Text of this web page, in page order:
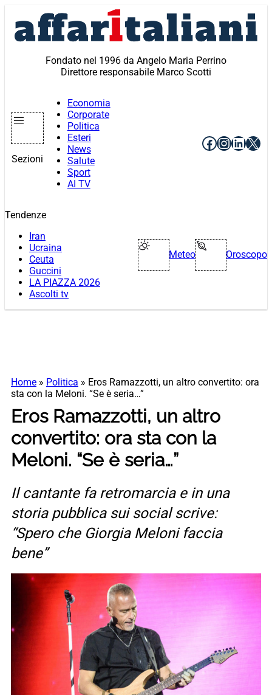
contenuto
Fondato nel 1996 da Angelo Maria Perrino
Direttore responsabile Marco Scotti
Sezioni
Economia
Corporate
Politica
Esteri
News
Salute
Sport
AI TV
Facebook
X
Tendenze
Iran
Ucraina
Ceuta
Guccini
LA PIAZZA 2026
Ascolti tv
Meteo Oroscopo
Home » Politica » Eros Ramazzotti, un altro convertito: ora
sta con la Meloni. “Se è seria…”
Eros Ramazzotti, un altro
convertito: ora sta con la
Meloni. “Se è seria…”
Il cantante fa retromarcia e in una
storia pubblica sui social scrive:
“Spero che Giorgia Meloni faccia
bene”